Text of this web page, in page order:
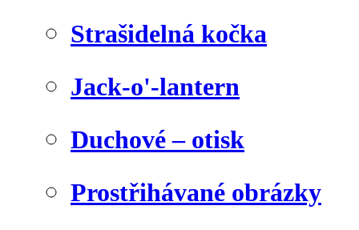
Strašidelná kočka
Jack-o'-lantern
Duchové – otisk
Prostřihávané obrázky